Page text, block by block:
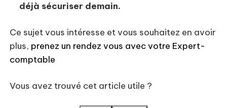
déjà sécuriser demain.
Ce sujet vous intéresse et vous souhaitez en avoir
plus, prenez un rendez vous avec votre Expert-
comptable
Vous avez trouvé cet article utile ?